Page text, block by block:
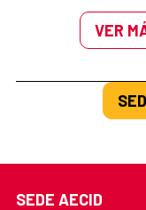
VER
SEDE AECID